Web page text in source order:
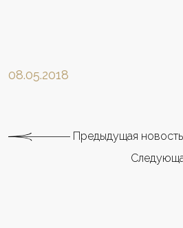
08.05.2018
Предыдущая новость